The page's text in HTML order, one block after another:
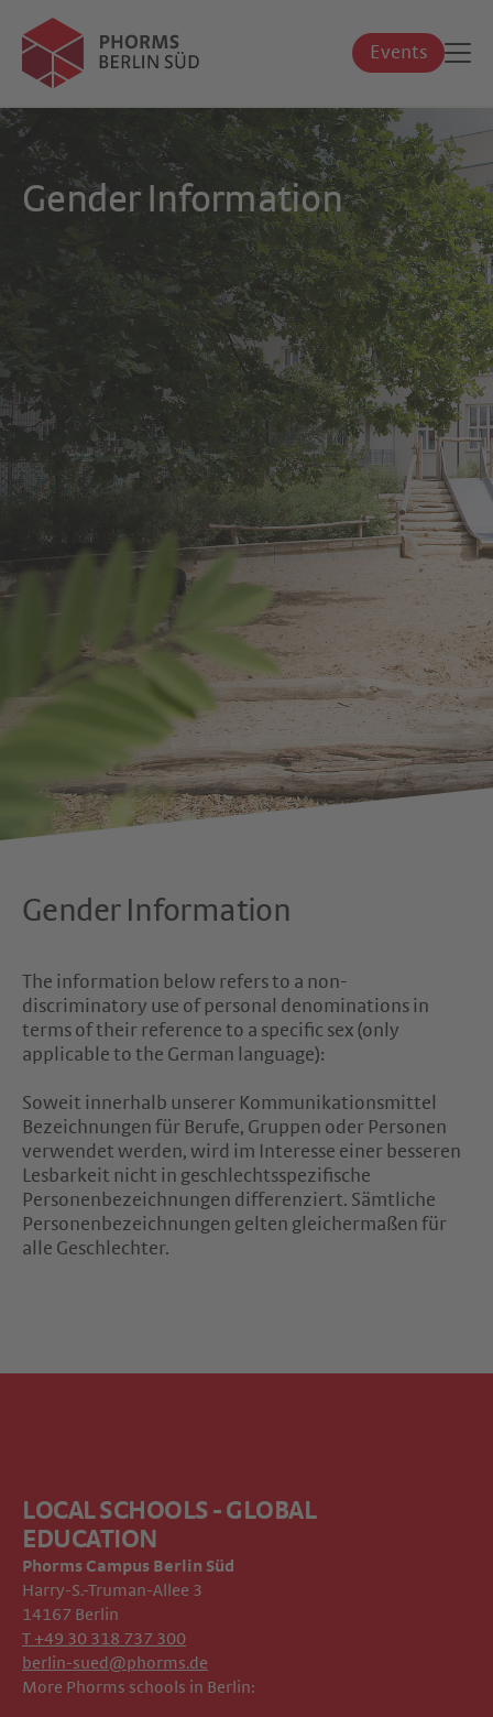
Events
Gender Information
Gender Information
The information below refers to a non-
discriminatory use of personal denominations in
terms of their reference to a specific sex (only
applicable to the German language):
Soweit innerhalb unserer Kommunikationsmittel
Bezeichnungen für Berufe, Gruppen oder Personen
verwendet werden, wird im Interesse einer besseren
Lesbarkeit nicht in geschlechtsspezifische
Personenbezeichnungen differenziert. Sämtliche
Personenbezeichnungen gelten gleichermaßen für
alle Geschlechter.
LOCAL SCHOOLS - GLOBAL
EDUCATION
Phorms Campus Berlin Süd
Harry-S.-Truman-Allee 3
14167 Berlin
T +49 30 318 737 300
berlin-sued@phorms.de
More Phorms schools in Berlin: